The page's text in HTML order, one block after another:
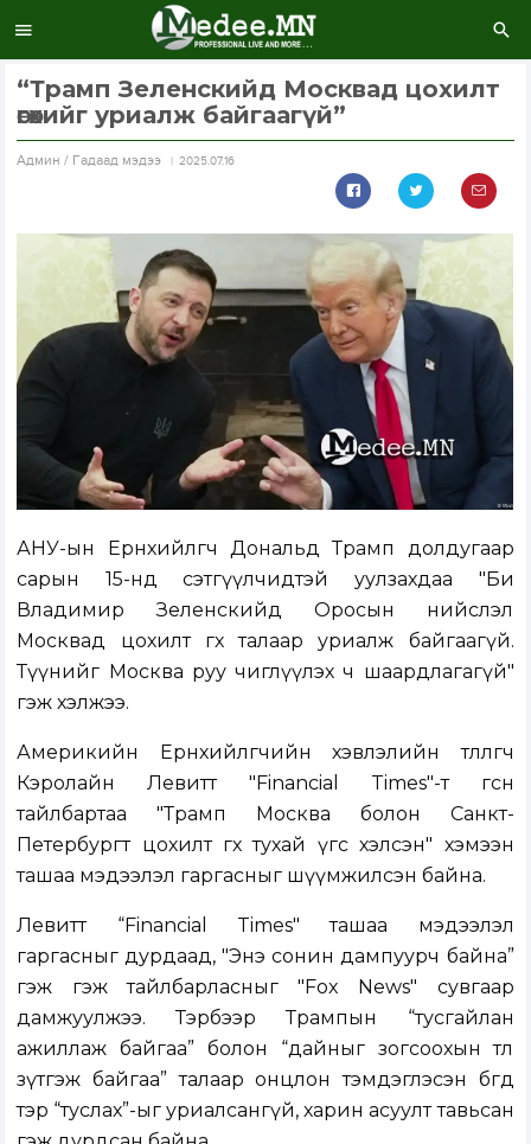
“Трамп Зеленскийд Москвад цохилт
өгөхийг уриалж байгаагүй”
Aдмин / Гадаад мэдээ 2025.07.16
АНУ-ын Ерөнхийлөгч Дональд Трамп долдугаар
сарын 15-нд сэтгүүлчидтэй уулзахдаа "Би
Владимир Зеленскийд Оросын нийслэл
Москвад цохилт өгөх талаар уриалж байгаагүй.
Түүнийг Москва руу чиглүүлэх ч шаардлагагүй"
гэж хэлжээ.
Америкийн Ерөнхийлөгчийн хэвлэлийн төлөөлөгч
Кэролайн Левитт "Financial Times"-т өгсөн
тайлбартаа "Трамп Москва болон Санкт-
Петербургт цохилт өгөх тухай үгс хэлсэн" хэмээн
ташаа мэдээлэл гаргасныг шүүмжилсэн байна.
Левитт “Financial Times" ташаа мэдээлэл
гаргасныг дурдаад, "Энэ сонин дампуурч байна”
гэж гэж тайлбарласныг "Fox News" сувгаар
дамжуулжээ. Тэрбээр Трампын “тусгайлан
ажиллаж байгаа” болон “дайныг зогсоохын төлөө
зүтгэж байгаа” талаар онцлон тэмдэглэсэн бөгөөд
тэр “туслах”-ыг уриалсангүй, харин асуулт тавьсан